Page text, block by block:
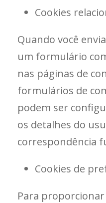
Cookies
Quando você
um formulário
nas páginas de
formulários de
podem ser
os detalhes do
correspondência
Cookies de
Para